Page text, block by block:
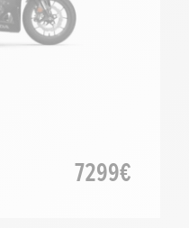
7299€